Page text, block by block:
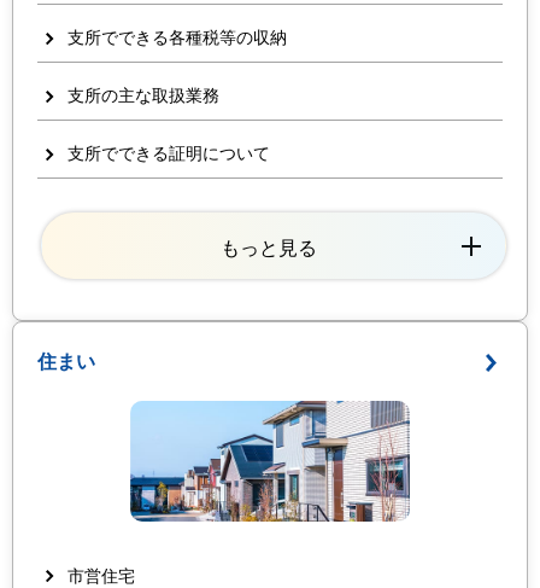
支所でできる各種税等の収納
支所の主な取扱業務
支所でできる証明について
もっと見る
住まい
市営住宅